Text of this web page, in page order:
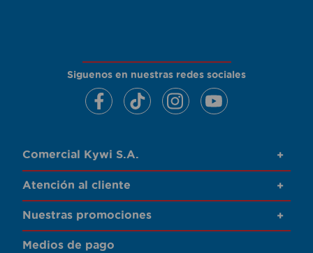
Siguenos en nuestras redes sociales
Comercial Kywi S.A. +
Atención al cliente +
Nuestras promociones +
Medios de pago